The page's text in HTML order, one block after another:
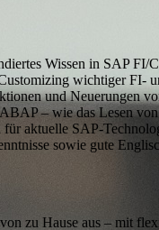
Wissen in SAP
wichtiger FI-
und Neuerungen
– wie das Lesen
für aktuelle
sowie gute
zu Hause aus – mit